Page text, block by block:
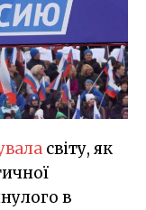
світу, як
в